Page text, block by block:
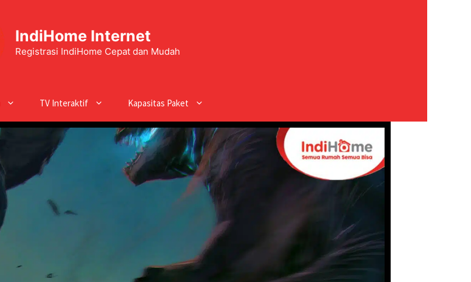
IndiHome Internet
Registrasi IndiHome Cepat dan Mudah
TV Interaktif Kapasitas Paket